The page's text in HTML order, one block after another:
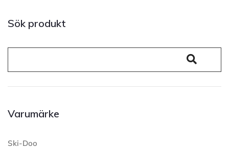
Sök produkt
Varumärke
Ski-Doo